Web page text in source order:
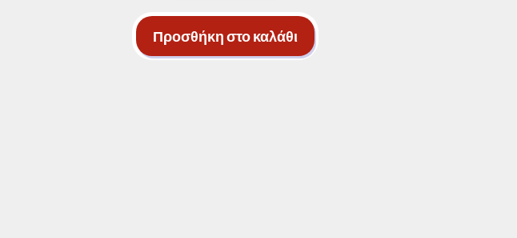
τσιμέντου
λουλακί
ποσότητα
Προσθήκη στο καλάθι